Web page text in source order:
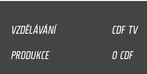
VZDĚLÁVÁNÍ
CDF TV
PRODUKCE
O CDF